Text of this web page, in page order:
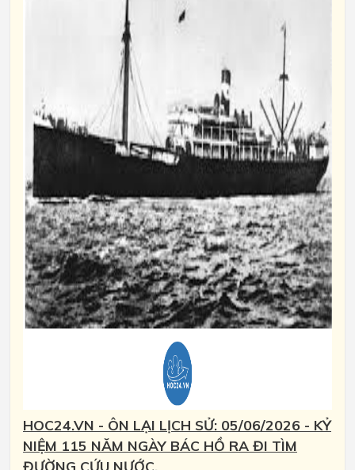
HOC24.VN - ÔN LẠI LỊCH SỬ: 05/06/2026 - KỶ
NIỆM 115 NĂM NGÀY BÁC HỒ RA ĐI TÌM
ĐƯỜNG CỨU NƯỚC.